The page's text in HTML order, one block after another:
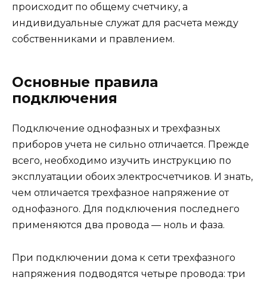
происходит по общему счетчику, а
индивидуальные служат для расчета между
собственниками и правлением.
Основные правила
подключения
Подключение однофазных и трехфазных
приборов учета не сильно отличается. Прежде
всего, необходимо изучить инструкцию по
эксплуатации обоих электросчетчиков. И знать,
чем отличается трехфазное напряжение от
однофазного. Для подключения последнего
применяются два провода — ноль и фаза.
При подключении дома к сети трехфазного
напряжения подводятся четыре провода: три